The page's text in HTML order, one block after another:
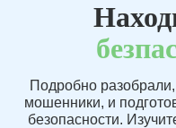
без
Подробно
мошенники, и
безопасности.